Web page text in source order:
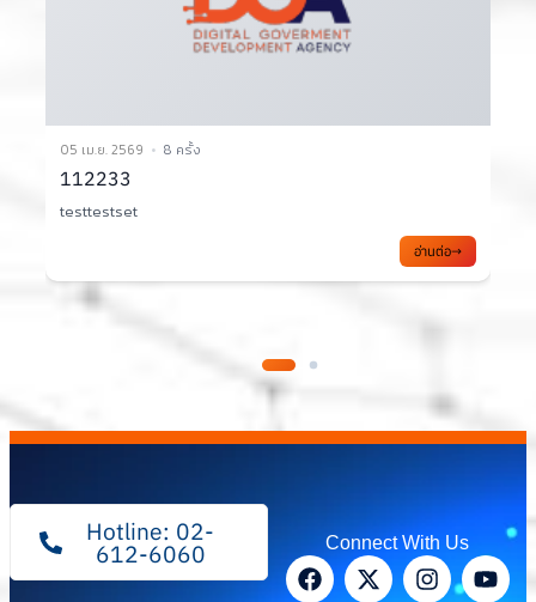
Hotline: 02-
612-6060 Connect With Us